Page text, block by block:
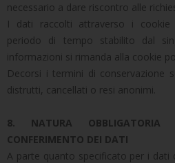
necessario a dare riscontro alle
I dati raccolti attraverso i cookie
periodo di tempo stabilito dal
informazioni si rimanda alla cookie
Decorsi i termini di conservazione
distrutti, cancellati o resi anonimi.
8. NATURA
CONFERIMENTO DEI DATI
A parte quanto specificato per i dati